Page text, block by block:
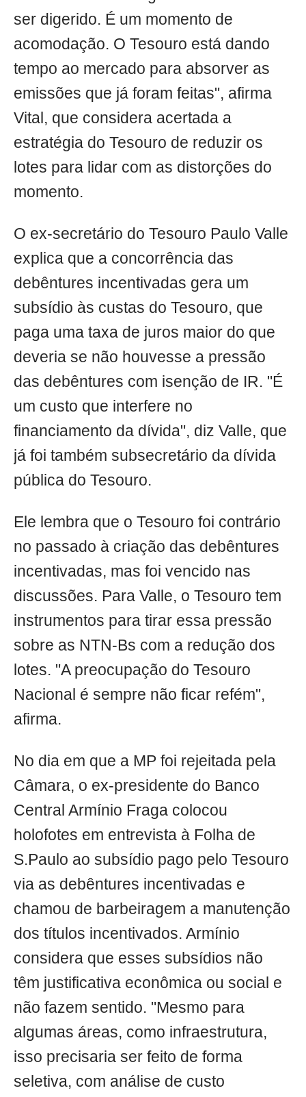
ser digerido. É um momento de
acomodação. O Tesouro está dando
tempo ao mercado para absorver as
emissões que já foram feitas", afirma
Vital, que considera acertada a
estratégia do Tesouro de reduzir os
lotes para lidar com as distorções do
momento.
O ex-secretário do Tesouro Paulo Valle
explica que a concorrência das
debêntures incentivadas gera um
subsídio às custas do Tesouro, que
paga uma taxa de juros maior do que
deveria se não houvesse a pressão
das debêntures com isenção de IR. "É
um custo que interfere no
financiamento da dívida", diz Valle, que
já foi também subsecretário da dívida
pública do Tesouro.
Ele lembra que o Tesouro foi contrário
no passado à criação das debêntures
incentivadas, mas foi vencido nas
discussões. Para Valle, o Tesouro tem
instrumentos para tirar essa pressão
sobre as NTN-Bs com a redução dos
lotes. "A preocupação do Tesouro
Nacional é sempre não ficar refém",
afirma.
No dia em que a MP foi rejeitada pela
Câmara, o ex-presidente do Banco
Central Armínio Fraga colocou
holofotes em entrevista à Folha de
S.Paulo ao subsídio pago pelo Tesouro
via as debêntures incentivadas e
chamou de barbeiragem a manutenção
dos títulos incentivados. Armínio
considera que esses subsídios não
têm justificativa econômica ou social e
não fazem sentido. "Mesmo para
algumas áreas, como infraestrutura,
isso precisaria ser feito de forma
seletiva, com análise de custo